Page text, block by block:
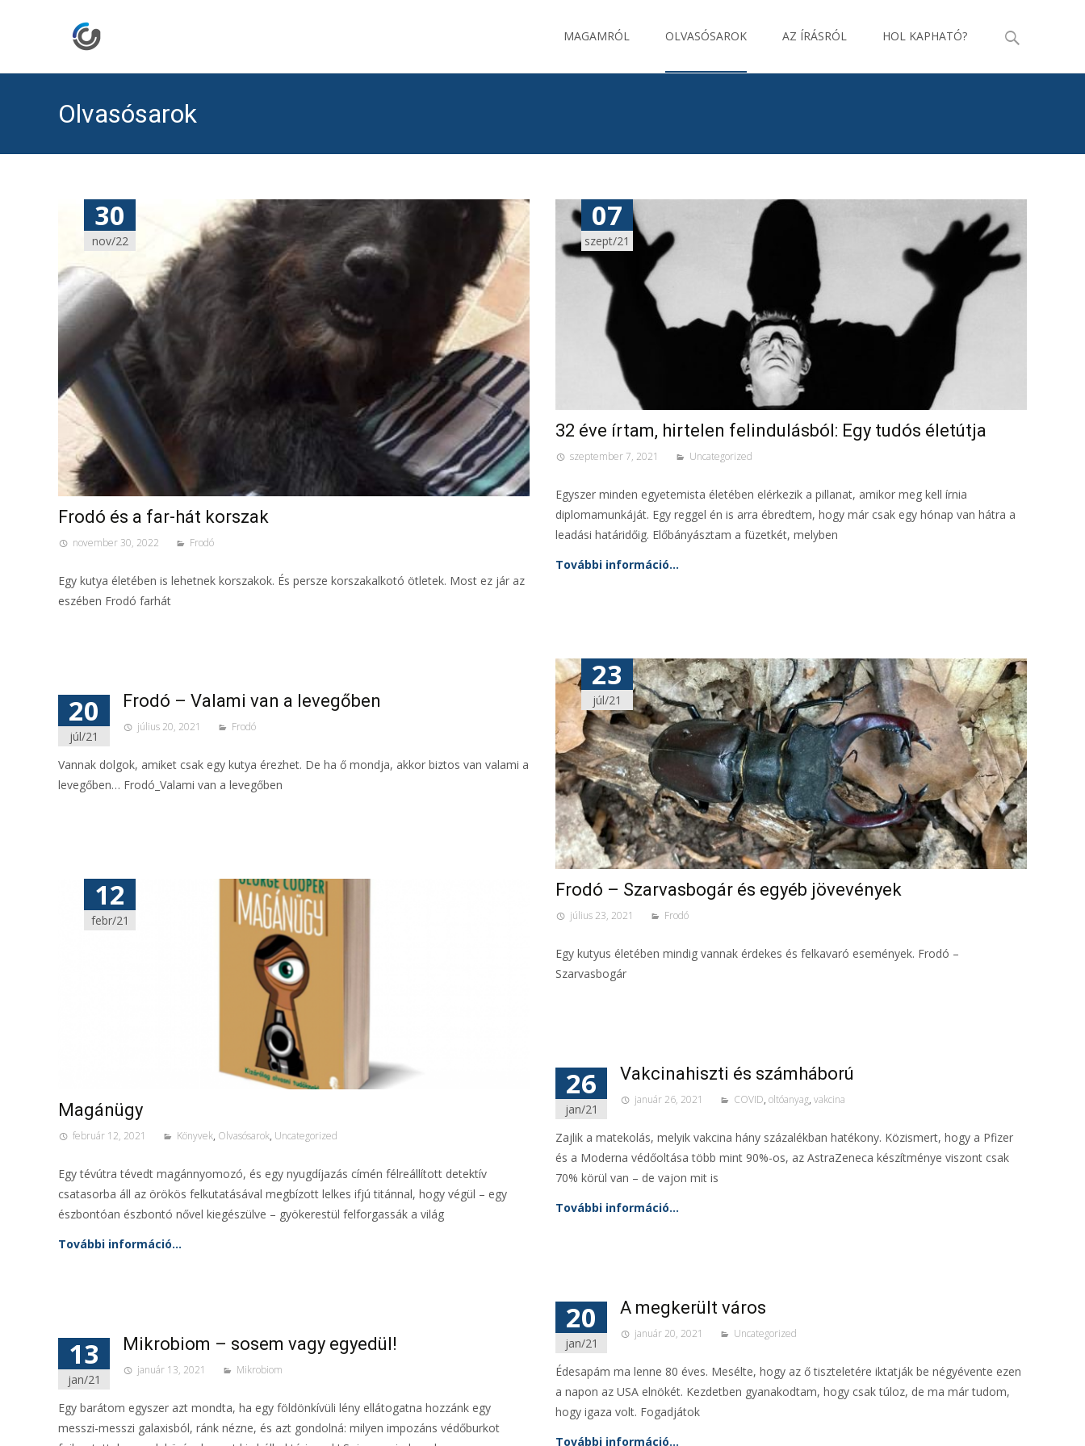
MAGAMRÓL OLVASÓSAROK AZ ÍRÁSRÓL HOL KAPHATÓ?
Keresés
erre:
Olvasósarok
30
nov/22
Frodó és a far-hát korszak
november 30, 2022 Frodó
Egy kutya életében is lehetnek korszakok. És persze korszakalkotó ötletek. Most ez jár az
eszében Frodó farhát
07
szept/21
32 éve írtam, hirtelen felindulásból: Egy tudós életútja
szeptember 7, 2021 Uncategorized
Egyszer minden egyetemista életében elérkezik a pillanat, amikor meg kell írnia
diplomamunkáját. Egy reggel én is arra ébredtem, hogy már csak egy hónap van hátra a
leadási határidőig. Előbányásztam a füzetkét, melyben
További információ…
23
júl/21
Frodó – Szarvasbogár és egyéb jövevények
július 23, 2021 Frodó
Egy kutyus életében mindig vannak érdekes és felkavaró események. Frodó –
Szarvasbogár
20
júl/21
Frodó – Valami van a levegőben
július 20, 2021 Frodó
Vannak dolgok, amiket csak egy kutya érezhet. De ha ő mondja, akkor biztos van valami a
levegőben… Frodó_Valami van a levegőben
12
febr/21
Magánügy
február 12, 2021 Könyvek, Olvasósarok, Uncategorized
Egy tévútra tévedt magánnyomozó, és egy nyugdíjazás címén félreállított detektív
csatasorba áll az örökös felkutatásával megbízott lelkes ifjú titánnal, hogy végül – egy
észbontóan észbontó nővel kiegészülve – gyökerestül felforgassák a világ
További információ…
26
jan/21
Vakcinahiszti és számháború
január 26, 2021 COVID, oltóanyag, vakcina
Zajlik a matekolás, melyik vakcina hány százalékban hatékony. Közismert, hogy a Pfizer
és a Moderna védőoltása több mint 90%-os, az AstraZeneca készítménye viszont csak
70% körül van – de vajon mit is
További információ…
20
jan/21
A megkerült város
január 20, 2021 Uncategorized
Édesapám ma lenne 80 éves. Mesélte, hogy az ő tiszteletére iktatják be négyévente ezen
a napon az USA elnökét. Kezdetben gyanakodtam, hogy csak túloz, de ma már tudom,
hogy igaza volt. Fogadjátok
További információ…
13
jan/21
Mikrobiom – sosem vagy egyedül!
január 13, 2021 Mikrobiom
Egy barátom egyszer azt mondta, ha egy földönkívüli lény ellátogatna hozzánk egy
messzi-messzi galaxisból, ránk nézne, és azt gondolná: milyen impozáns védőburkot